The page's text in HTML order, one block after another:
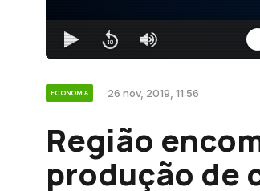
ECONOMIA 26 nov, 2019, 11:56
Região
produção de